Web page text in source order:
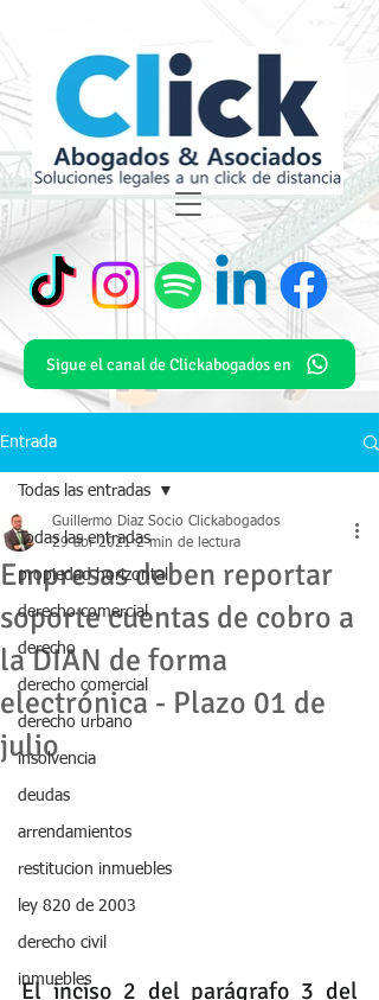
Sigue el canal de Clickabogados en
Entrada
Todas las entradas
propiedad horizontal
derecho comercial
derecho
derecho comercial
derecho urbano
insolvencia
deudas
arrendamientos
restitucion inmuebles
ley 820 de 2003
derecho civil
inmuebles
Todas las entradas
Empresas deben reportar
soporte cuentas de cobro a
la DIAN de forma
electrónica - Plazo 01 de
julio
Guillermo Diaz Socio Clickabogados
29 abr 2021 2 min de lectura
El inciso 2 del parágrafo 3 del